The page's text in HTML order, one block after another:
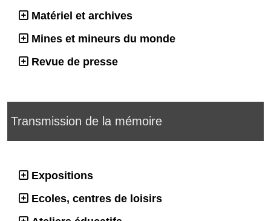
Matériel et archives
Mines et mineurs du monde
Revue de presse
Transmission de la mémoire
Expositions
Ecoles, centres de loisirs